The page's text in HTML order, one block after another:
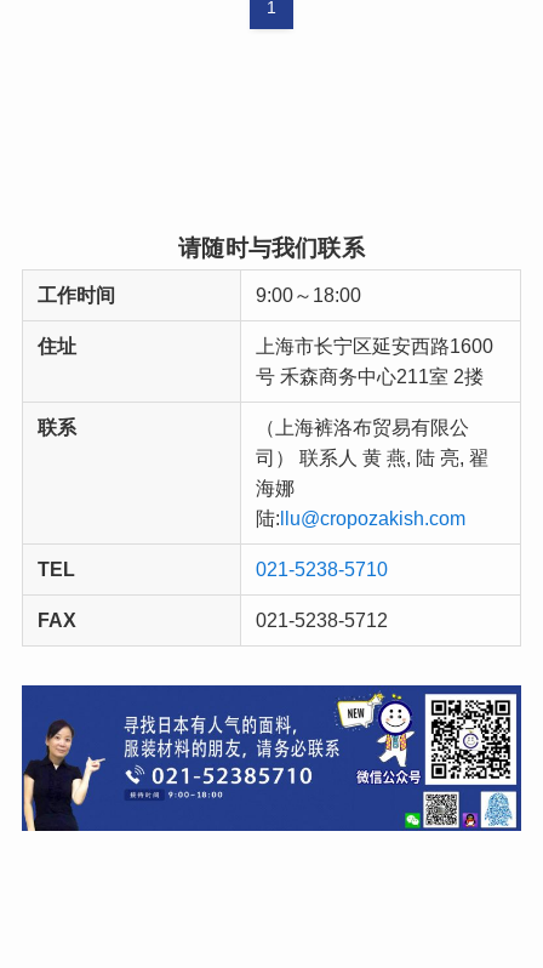
1
请随时与我们联系
工作时间 9:00～18:00
住址
上海市长宁区延安西路1600
号 禾森商务中心211室 2搂
联系
（上海裤洛布贸易有限公
司） 联系人 黄 燕, 陆 亮, 翟
海娜
陆:llu@cropozakish.com
TEL 021-5238-5710
FAX 021-5238-5712